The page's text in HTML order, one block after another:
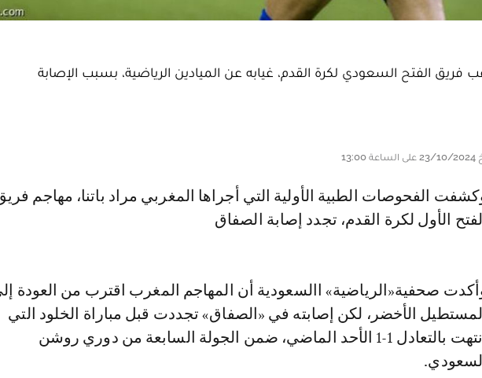
فريق الفتح السعودي لكرة القدم، غيابه عن الميادين الرياضية، بسبب الإصابة
مهاجم فريق
الأول لكرة القدم، تجدد إصابة الصفاق
صحفية«الرياضية» االسعودية أن المهاجم المغرب اقترب من العودة
الأخضر، لكن إصابته في «الصفاق» تجددت قبل مباراة الخلود التي
انتهت بالتعادل 1-1 الأحد الماضي، ضمن الجولة السابعة من دوري روشن